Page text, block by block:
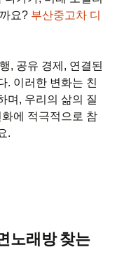
요? 부산중고차 디
, 공유 경제, 연결된
. 이러한 변화는 친
며, 우리의 삶의 질
에 적극적으로 참
.
노래방 찾는